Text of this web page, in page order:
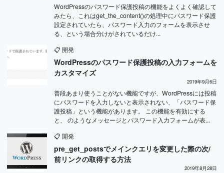
WordPressのパスワード保護投稿の機能をよくよく確認して
みたら、これはget_the_content()の処理中にパスワード保護
設定されていたら、パスワード入力のフォームを表示させ
る、という場合分けがされているだけ...
📋 開発
WordPressのパスワード保護投稿の入力フォームを
カスタマイズ
2019年9月6日
普段あまり使うことがない機能ですが、WordPressには投稿
にパスワードを入力しないと表示されない、「パスワード保
護投稿」という機能があります。 この機能を有効にする
と、 のようなメッセージとパスワード入力フォームが表...
📋 開発
pre_get_postsでメインクエリを変更した際の次/
前リンクの取得する方法
2019年8月28日